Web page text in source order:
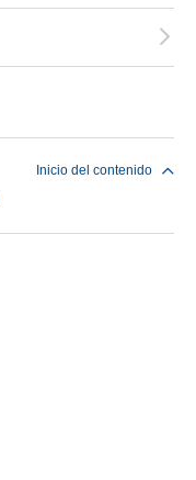
Inicio del contenido